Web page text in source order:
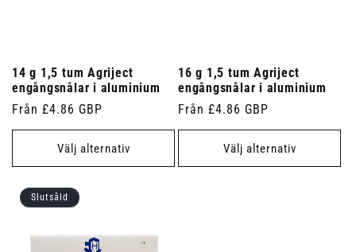
14 g 1,5 tum Agriject
engångsnålar i aluminium
Ordinarie
pris
Från £4.86 GBP
Välj alternativ
16 g 1,5 tum Agriject
engångsnålar i aluminium
Ordinarie
pris
Från £4.86 GBP
Välj alternativ
Slutsåld